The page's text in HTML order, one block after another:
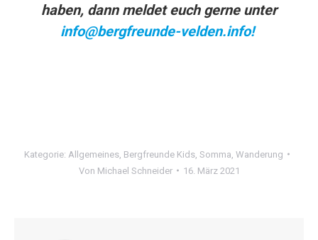
haben, dann meldet euch gerne unter
info@bergfreunde-velden.info!
Kategorie: Allgemeines Bergfreunde Kids Somma Wanderung
Von Michael Schneider 16. März 2021